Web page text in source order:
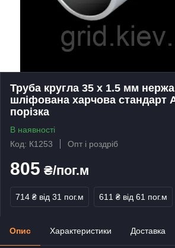
Труба кругла 35 х 1.5 мм
шліфована харчова стандарт
порізка
В наявності
Код: К1253
Опт і роздріб
805 ₴/пог.м
714 ₴ від 31 пог.м 611 ₴ від 61 пог.м
Опис Характеристики Доставка